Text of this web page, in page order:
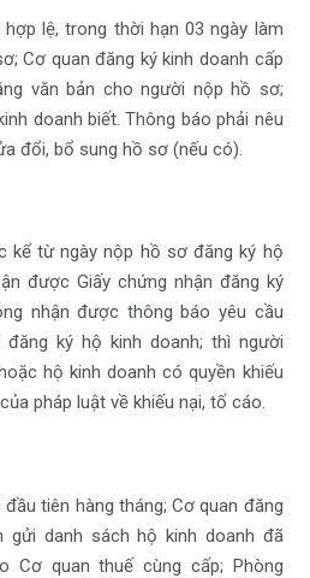
lệ, trong thời hạn 03 ngày làm
Cơ quan đăng ký kinh doanh cấp
văn bản cho người nộp hồ sơ;
doanh biết. Thông báo phải nêu
đổi, bổ sung hồ sơ (nếu có).
kể từ ngày nộp hồ sơ đăng ký hộ
được Giấy chứng nhận đăng ký
nhận được thông báo yêu cầu
ký hộ kinh doanh; thì người
hộ kinh doanh có quyền khiếu
pháp luật về khiếu nại, tố cáo.
tiên hàng tháng; Cơ quan đăng
gửi danh sách hộ kinh doanh đã
Cơ quan thuế cùng cấp; Phòng